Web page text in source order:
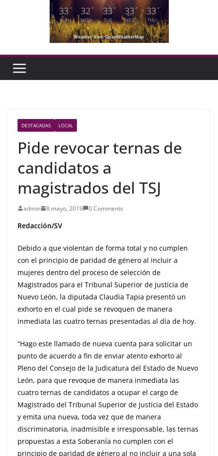
33°
SUN
32 °
MON
33°
TUE
33 °
WED
33 °
THU
Weather from OpenWeatherMap
DESTACADAS LOCAL
Pide revocar ternas de
candidatos a
magistrados del TSJ
admin 8 mayo, 2019 0 Comments
Redacción/SV
Debido a que violentan de forma total y no cumplen
con el principio de paridad de género al incluir a
mujeres dentro del proceso de selección de
Magistrados para el Tribunal Superior de Justicia de
Nuevo León, la diputada Claudia Tapia presentó un
exhorto en el cual pide se revoquen de manera
inmediata las cuatro ternas presentadas al día de hoy.
“Hago este llamado de nueva cuenta para solicitar un
punto de acuerdo a fin de enviar atento exhorto al
Pleno del Consejo de la Judicatura del Estado de Nuevo
León, para que revoque de manera inmediata las
cuatro ternas de candidatos a ocupar el cargo de
Magistrado del Tribunal Superior de Justicia del Estado
y emita una nueva, toda vez que de manera
discriminatoria, inadmisible e irresponsable, las ternas
propuestas a esta Soberanía no cumplen con el
principio de paridad de género al no incluir a una sola